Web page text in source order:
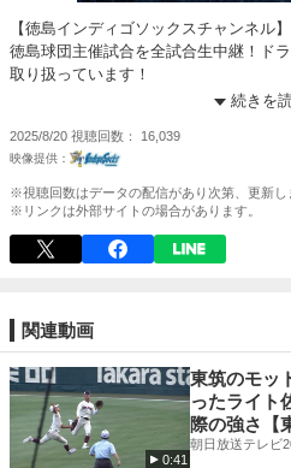
【徳島インディゴソックスチャンネル】
徳島球団主催試合を全試合生中継！ド
取り扱っています！
https://www.youtube.com/user/
▼【好評販売中！】オンライングッズ
https://indigo-socks.stores.jp/
▼球団HP▼
続きを
2025/8/20 視聴回数 16,039
※視聴回数はデータの配信があり次第、更新し
※リンクは外部サイトの場合があります。
関連動画
0:41
東筑のモッ
ったライト
際の強さ【
朝日放送テレビ